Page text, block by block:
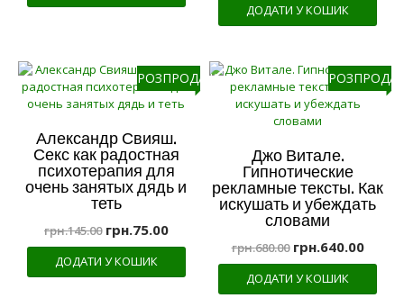
ДОДАТИ У КОШИК
РОЗПРОДАЖ!
Александр Свияш.
Секс как радостная
психотерапия для
очень занятых дядь и
теть
грн.145.00 грн.75.00
ДОДАТИ У КОШИК
Джо Витале.
Гипнотические
рекламные тексты. Как
искушать и убеждать
словами
грн.680.00 грн.640.00
ДОДАТИ У КОШИК